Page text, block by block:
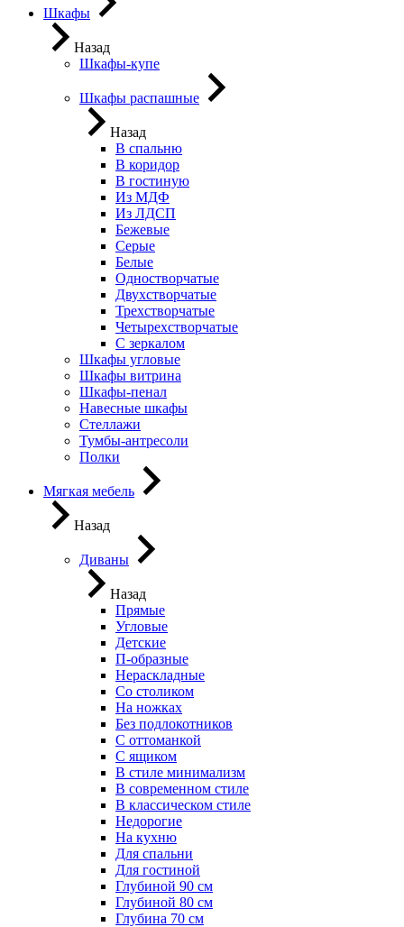
Шкафы
Назад
Шкафы-купе
Шкафы распашные
Назад
В спальню
В коридор
В гостиную
Из МДФ
Из ЛДСП
Бежевые
Серые
Белые
Одностворчатые
Двухстворчатые
Трехстворчатые
Четырехстворчатые
С зеркалом
Шкафы угловые
Шкафы витрина
Шкафы-пенал
Навесные шкафы
Стеллажи
Тумбы-антресоли
Полки
Мягкая мебель
Назад
Диваны
Назад
Прямые
Угловые
Детские
П-образные
Нераскладные
Со столиком
На ножках
Без подлокотников
С оттоманкой
С ящиком
В стиле минимализм
В современном стиле
В классическом стиле
Недорогие
На кухню
Для спальни
Для гостиной
Глубиной 90 см
Глубиной 80 см
Глубина 70 см